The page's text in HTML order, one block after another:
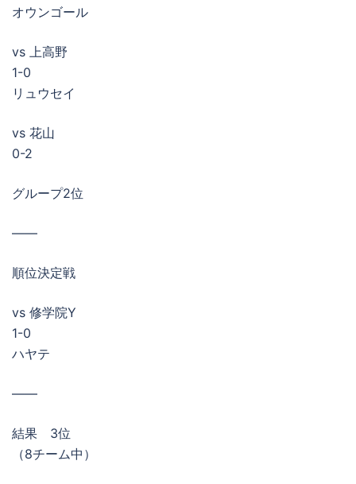
オウンゴール
vs 上高野
1-0
リュウセイ
vs 花山
0-2
グループ2位
——
順位決定戦
vs 修学院Y
1-0
ハヤテ
——
結果 3位
（8チーム中）